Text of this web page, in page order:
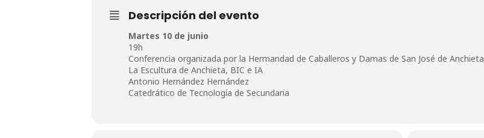
Descripción del evento
Martes 10 de junio
19h
Conferencia organizada por la Hermandad de Caballeros y Damas de San José de Anchieta
La Escultura de Anchieta, BIC e IA
Antonio Hernández Hernández
Catedrático de Tecnología de Secundaria